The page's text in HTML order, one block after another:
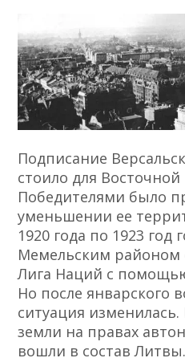
Подписание
стоило для Восточной
Победителями было
уменьшении ее
1920 года по 1923
Мемельским районом
Лига Наций с
Но после январского
ситуация изменилась.
земли на правах
вошли в состав Литвы.